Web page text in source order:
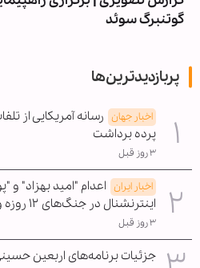
گوتنبرگ سوئد
پربازدیدترین‌ها
اخبار جهان رسانه آمریکایی از
پرده برداشت
۳ روز قبل
اخبار ایران اعدام "امید بهزاد"
اینترنشنال در جنگ‌های ۱۲ روزه و ۴۰ روزه
۳ روز قبل
جزئیات برنامه‌های اربعین